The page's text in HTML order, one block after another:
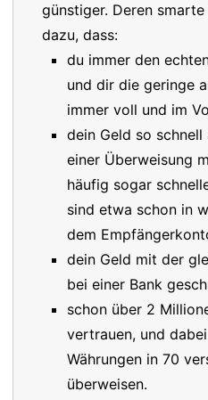
günstiger. Deren
dazu, dass:
du immer den
und dir die geringe
immer voll und im
dein Geld so
einer Überweisung
häufig sogar
sind etwa schon in
dem
dein Geld mit der
bei einer Bank
schon über 2
vertrauen, und
Währungen in 70
überweisen.